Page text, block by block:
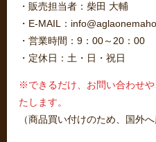
・販売担当者：柴田 大輔
・E-MAIL：
・営業時間：9：00～20：00
・定休日：土・日・祝日
※できるだけ、お問い合わせ
たします。
（商品買い付けのため、国外